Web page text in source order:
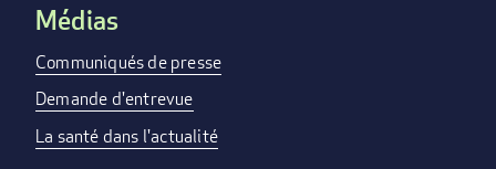
Médias
Communiqués de presse
Demande d'entrevue
La santé dans l'actualité